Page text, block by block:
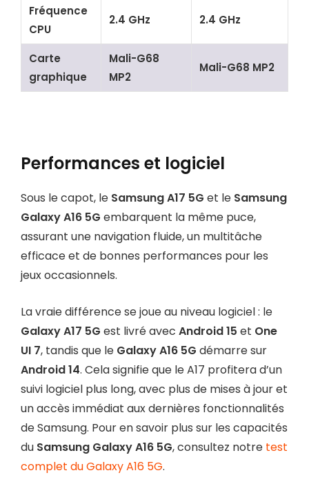
Fréquence
CPU
2.4 GHz 2.4 GHz
Carte
graphique
Mali-G68
MP2
Mali-G68 MP2
Performances et logiciel
Sous le capot, le Samsung A17 5G et le Samsung
Galaxy A16 5G embarquent la même puce,
assurant une navigation fluide, un multitâche
efficace et de bonnes performances pour les
jeux occasionnels.
La vraie différence se joue au niveau logiciel : le
Galaxy A17 5G est livré avec Android 15 et One
UI 7, tandis que le Galaxy A16 5G démarre sur
Android 14. Cela signifie que le A17 profitera d’un
suivi logiciel plus long, avec plus de mises à jour et
un accès immédiat aux dernières fonctionnalités
de Samsung. Pour en savoir plus sur les capacités
du Samsung Galaxy A16 5G, consultez notre test
complet du Galaxy A16 5G.